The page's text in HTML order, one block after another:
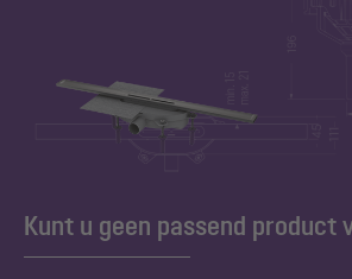
Kunt u geen passend product